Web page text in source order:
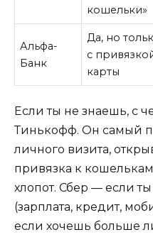
кошельки»
Альфа-
Банк
Да, но
с
карты
Если ты не знаешь, с
Тинькофф. Он самый
личного визита,
привязка к
хлопот. Сбер — если
(зарплата, кредит,
если хочешь больше